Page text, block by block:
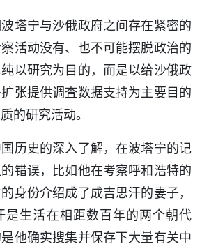
塔宁与沙俄政府之间存在紧密的
活动没有、也不可能摆脱政治的
以研究为目的，而是以给沙俄政
张提供调査数据支持为主要目的
的研究活动。
历史的深入了解，在波塔宁的记
错误，比如他在考察呼和浩特的
身份介绍成了成吉思汗的妻子，
是生活在相距数百年的两个朝代
他确实搜集并保存下大量有关中